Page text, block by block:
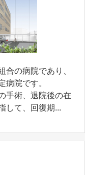
合の病院であり、
病院です。
手術、退院後の在
して、回復期...